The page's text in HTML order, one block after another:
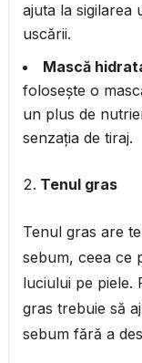
ajuta la sigilarea
uscării.
Mască
folosește o
un plus de
senzația de tiraj.
Tenul gras
Tenul gras are
sebum, ceea ce
luciului pe piele.
gras trebuie să
sebum fără a